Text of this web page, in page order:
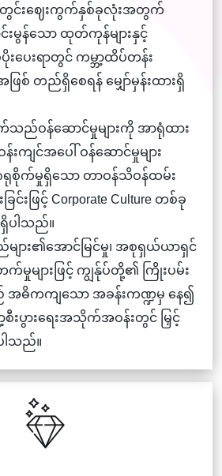
သတွင်းဈေးကွက်နှစ်ခုလုံးအတွက်
မွန်သော ထုတ်ကုန်များနှင့်
းပေးရာတွင် ကမ္ဘာ့ထိပ်တန်း
ဖြစ် တည်ရှိစေရန် မျှော်မှန်းထားရှိ
ည်ဝန်ဆောင်မှုများကို အာရုံထား
းကျင်အပေါ် ဝန်ဆောင်မှုများ
စိုက်မှုရှိသော တာဝန်သိဝန်ထမ်း
င်းဖြင့် Corporate Culture တစ်ခု
ပါသည်။
ျား၏အောင်မြင်မှု၊ အစုရှယ်ယာရှင်
က်မှုများဖြင့် ကျွန်ုပ်တို့၏ ကြိုးပမ်း
အဓိကကျသော အခန်းကဏ္ဍမှ နေ၍
ာ့စီးပွားရေးအသိုက်အဝန်းတွင် မြှင့်
ါသည်။